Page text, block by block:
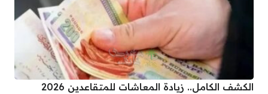
الكشف الكامل.. زيادة المعاشات للمتقاعدين 2026